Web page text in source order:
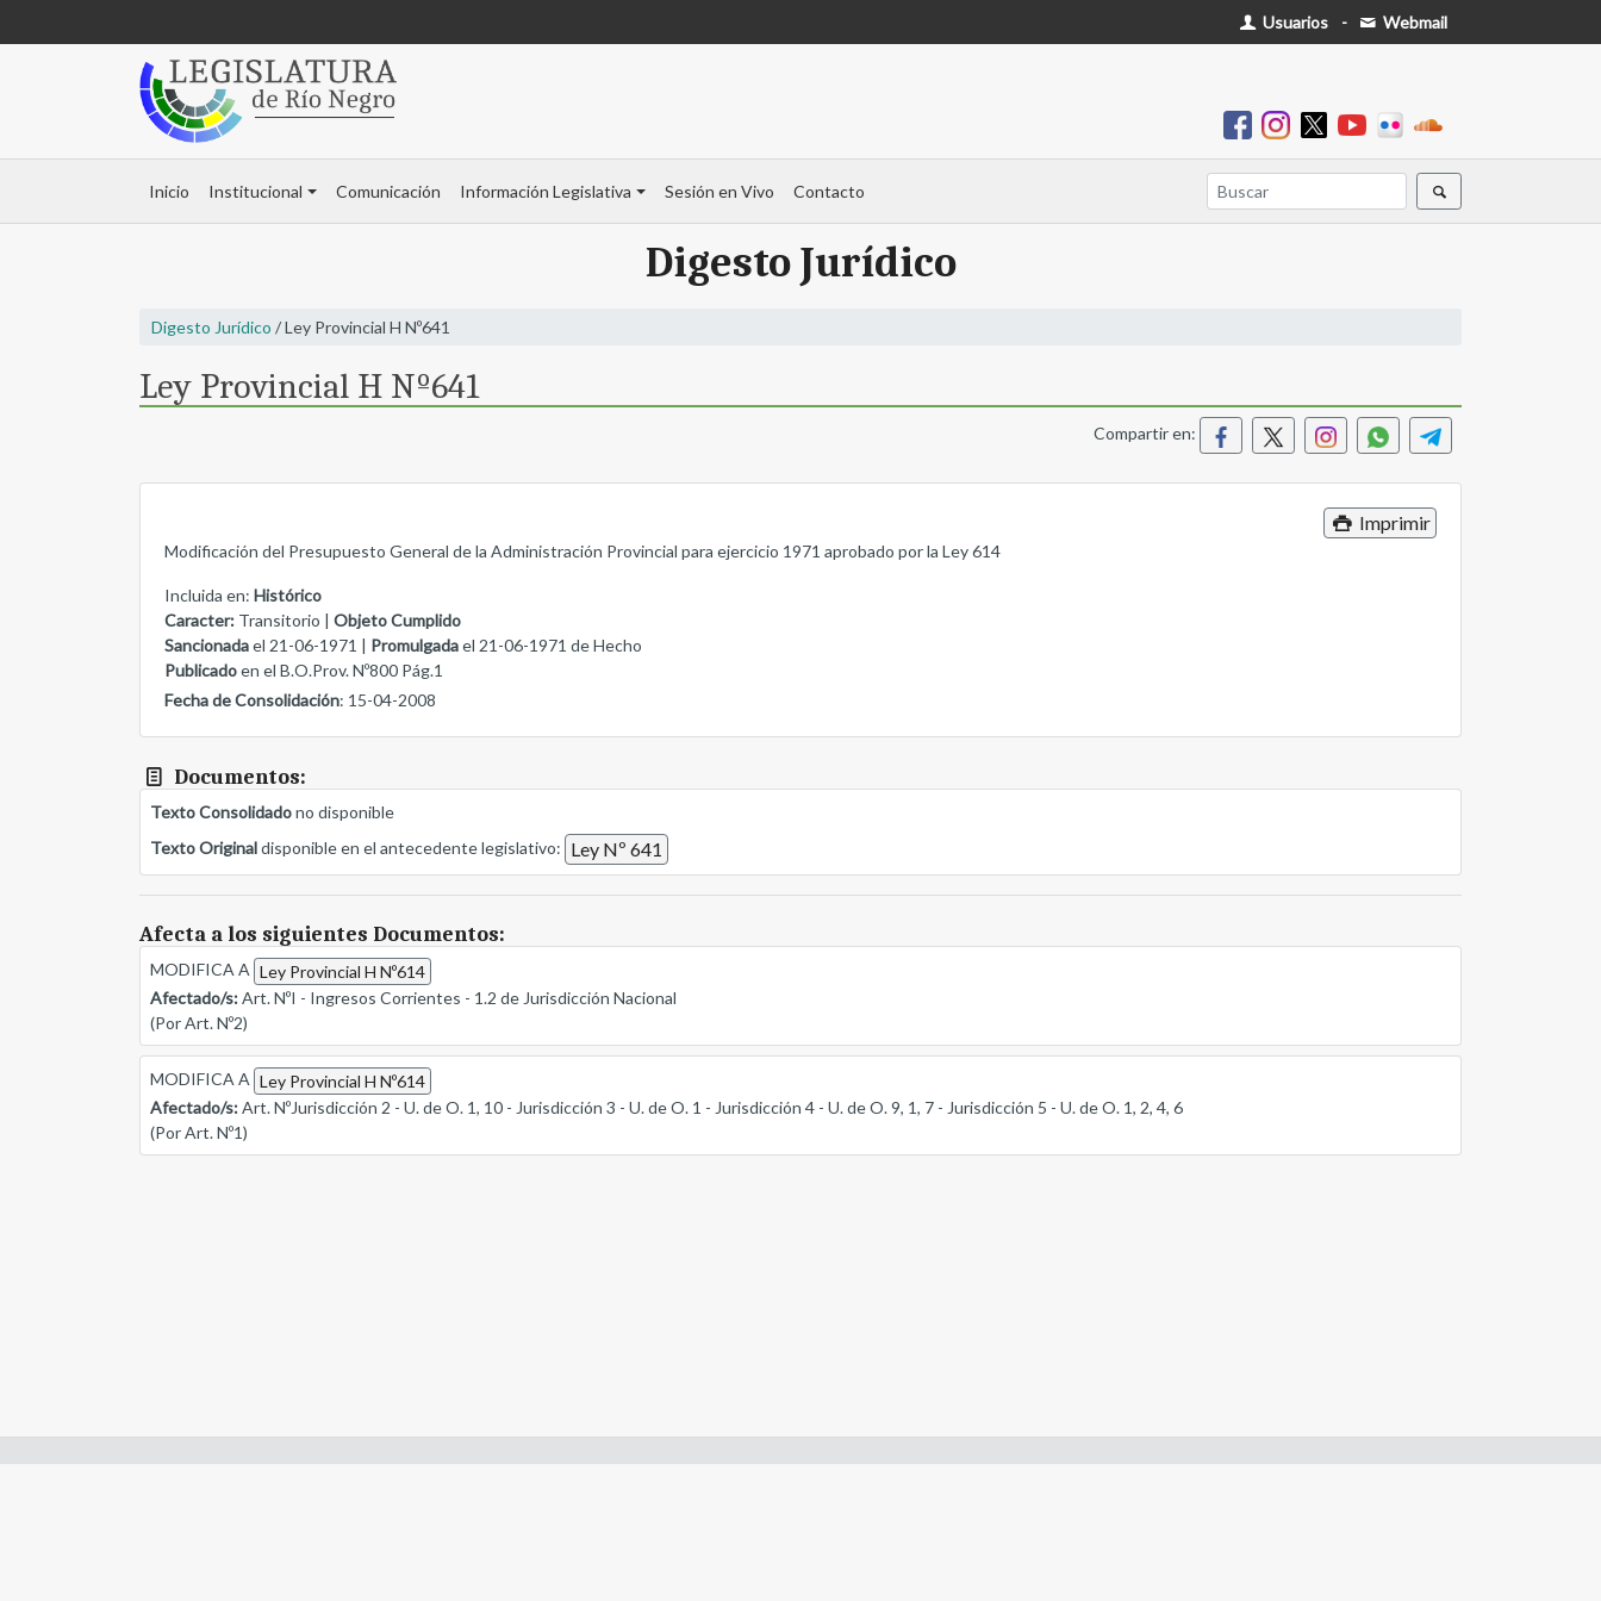
Usuarios - Webmail
Inicio Institucional Comunicación Información Legislativa Sesión en Vivo Contacto
Digesto Jurídico
Digesto Jurídico / Ley Provincial H Nº641
Ley Provincial H Nº641
Compartir en:
Imprimir
Modificación del Presupuesto General de la Administración Provincial para ejercicio 1971 aprobado por la Ley 614
Incluida en: Histórico
Caracter: Transitorio | Objeto Cumplido
Sancionadael 21-06-1971 | Promulgadael 21-06-1971 de Hecho
Publicadoen el B.O.Prov. Nº800 Pág.1
Fecha de Consolidación: 15-04-2008
Documentos:
Texto Consolidadono disponible
Texto Originaldisponible en el antecedente legislativo: Ley Nº 641
Afecta a los siguientes Documentos:
MODIFICA A Ley Provincial H Nº614
Afectado/s:Art. NºI - Ingresos Corrientes - 1.2 de Jurisdicción Nacional
(Por Art. Nº2)
MODIFICA A Ley Provincial H Nº614
Afectado/s:Art. NºJurisdicción 2 - U. de O. 1, 10 - Jurisdicción 3 - U. de O. 1 - Jurisdicción 4 - U. de O. 9, 1, 7 - Jurisdicción 5 - U. de O. 1, 2, 4, 6
(Por Art. Nº1)